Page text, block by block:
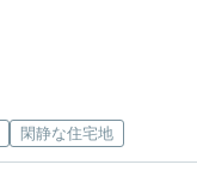
閑静な住宅地